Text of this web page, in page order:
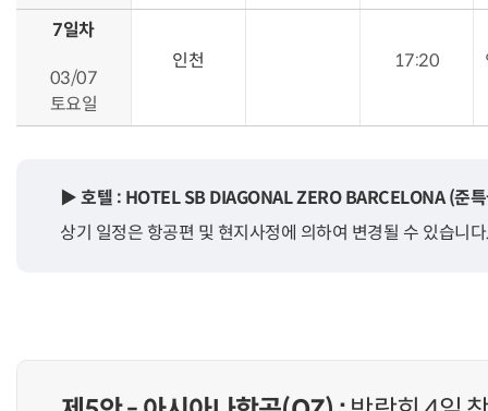
7일차
03/07
토요일
인천 17:20
▶ 호텔 : HOTEL SB DIAGONAL ZERO BARCELONA (준
상기 일정은 항공편 및 현지사정에 의하여 변경될 수 있습니